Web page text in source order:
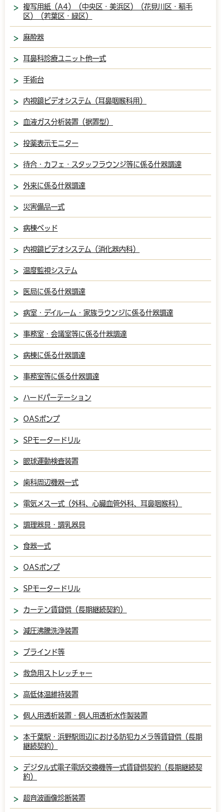
複写用紙（A4）（中央区・美浜区）（花見川区・稲毛
区）（若葉区・緑区）
麻酔器
耳鼻科診療ユニット他一式
手術台
内視鏡ビデオシステム（耳鼻咽喉科用）
血液ガス分析装置（据置型）
投薬表示モニター
待合・カフェ・スタッフラウンジ等に係る什器調達
外来に係る什器調達
災害備品一式
病棟ベッド
内視鏡ビデオシステム（消化器内科）
温度監視システム
医局に係る什器調達
病室・デイルーム・家族ラウンジに係る什器調達
事務室・会議室等に係る什器調達
病棟に係る什器調達
事務室等に係る什器調達
ハードパーテーション
OASポンプ
SPモータードリル
眼球運動検査装置
歯科周辺機器一式
電気メス一式（外科、心臓血管外科、耳鼻咽喉科）
調理器具・調乳器具
食器一式
OASポンプ
SPモータードリル
カーテン賃貸借（長期継続契約）
減圧沸騰洗浄装置
ブラインド等
救急用ストレッチャー
高低体温維持装置
個人用透析装置・個人用透析水作製装置
本千葉駅・浜野駅周辺における防犯カメラ等賃貸借（長期
継続契約）
デジタル式電子電話交換機等一式賃貸借契約（長期継続契
約）
超音波画像診断装置